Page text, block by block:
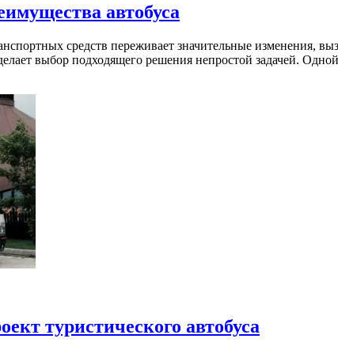
автобуса
средств переживает значительные изменения,
выбор подходящего решения непростой задачей.
туристического автобуса